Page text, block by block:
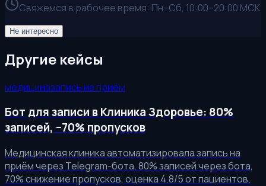
Свяжемся в рабочее время: Пн–Сб, 10:00–20:00 МСК
Не интересно
Другие кейсы
медициназапись на приём
Бот для записи в Клиника Здоровье: 80%
записей, −70% пропусков
Медицинская клиника автоматизировала запись на
приём через Telegram-бота. 80% записей через бота,
70% снижение пропусков, оценка 4.8/5 от пациентов.